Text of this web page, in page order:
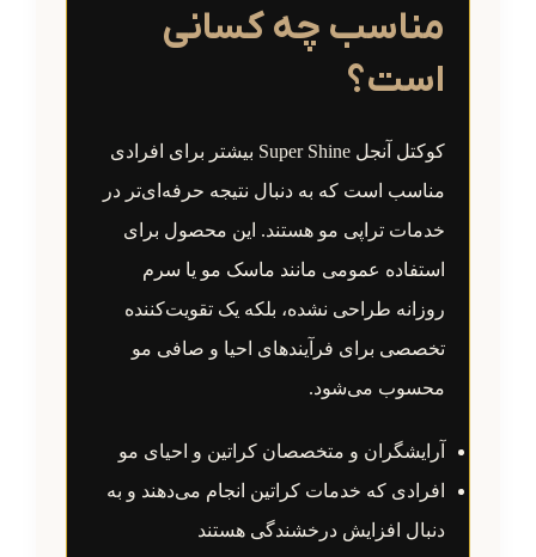
مناسب چه کسانی
است؟
کوکتل آنجل Super Shine بیشتر برای افرادی
مناسب است که به دنبال نتیجه حرفه‌ای‌تر در
خدمات تراپی مو هستند. این محصول برای
استفاده عمومی مانند ماسک مو یا سرم
روزانه طراحی نشده، بلکه یک تقویت‌کننده
تخصصی برای فرآیندهای احیا و صافی مو
محسوب می‌شود.
آرایشگران و متخصصان کراتین و احیای مو
افرادی که خدمات کراتین انجام می‌دهند و به
دنبال افزایش درخشندگی هستند